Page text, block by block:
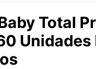
Total
Unidades